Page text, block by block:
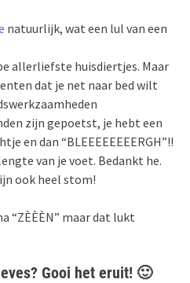
natuurlijk, wat een lul van een
allerliefste huisdiertjes. Maar
dat je net naar bed wilt
zijn gepoetst, je hebt een
en dan “BLEEEEEEEERGH”!!
van je voet. Bedankt he.
ook heel stom!
“ZÈÈÈN” maar dat lukt
Gooi het eruit! 🙂